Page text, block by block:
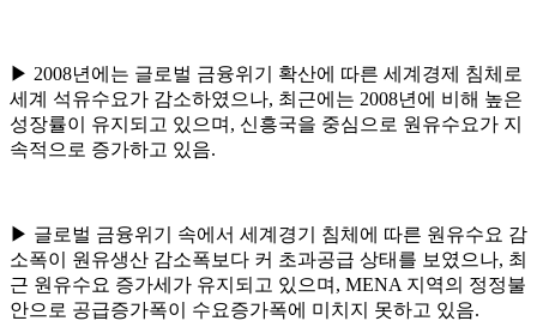
▶ 2008년에는 글로벌 금융위기 확산에 따른 세계경제 침체로
세계 석유수요가 감소하였으나, 최근에는 2008년에 비해 높은
성장률이 유지되고 있으며, 신흥국을 중심으로 원유수요가 지
속적으로 증가하고 있음.
▶ 글로벌 금융위기 속에서 세계경기 침체에 따른 원유수요 감
소폭이 원유생산 감소폭보다 커 초과공급 상태를 보였으나, 최
근 원유수요 증가세가 유지되고 있으며, MENA 지역의 정정불
안으로 공급증가폭이 수요증가폭에 미치지 못하고 있음.